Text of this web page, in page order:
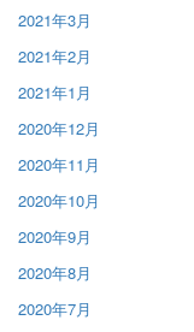
2021年3月
2021年2月
2021年1月
2020年12月
2020年11月
2020年10月
2020年9月
2020年8月
2020年7月